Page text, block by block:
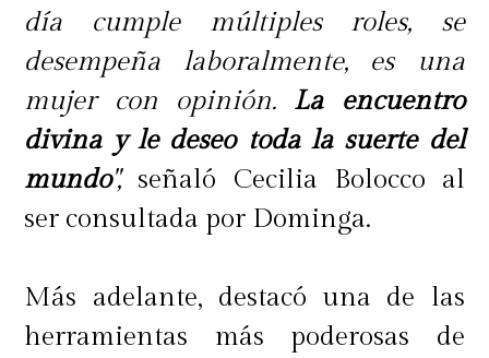
día cumple múltiples roles, se
desempeña laboralmente, es una
mujer con opinión. La encuentro
divina y le deseo toda la suerte del
mundo",señaló Cecilia Bolocco al
ser consultada por Dominga.
Más adelante, destacó una de las
herramientas más poderosas de